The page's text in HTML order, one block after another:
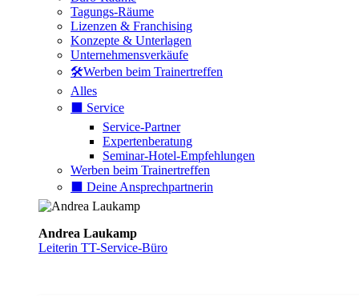
Tagungs-Räume
Lizenzen & Franchising
Konzepte & Unterlagen
Unternehmensverkäufe
🛠️Werben beim Trainertreffen
Alles
⬛️ Service
Service-Partner
Expertenberatung
Seminar-Hotel-Empfehlungen
Werben beim Trainertreffen
⬛️ Deine Ansprechpartnerin
Andrea Laukamp
Leiterin TT-Service-Büro